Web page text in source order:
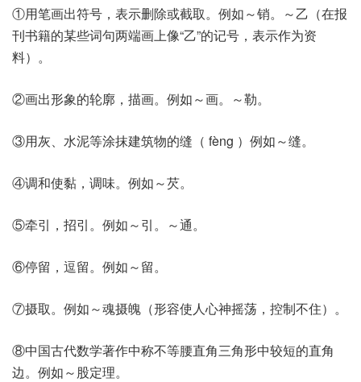
①用笔画出符号，表示删除或截取。例如～销。～乙（在报
刊书籍的某些词句两端画上像“乙”的记号，表示作为资
料）。
②画出形象的轮廓，描画。例如～画。～勒。
③用灰、水泥等涂抹建筑物的缝（ fèng ）例如～缝。
④调和使黏，调味。例如～芡。
⑤牵引，招引。例如～引。～通。
⑥停留，逗留。例如～留。
⑦摄取。例如～魂摄魄（形容使人心神摇荡，控制不住）。
⑧中国古代数学著作中称不等腰直角三角形中较短的直角
边。例如～股定理。